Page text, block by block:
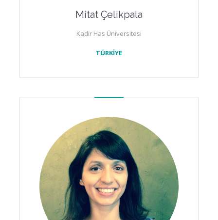
Mitat Çelikpala
Kadir Has Üniversitesi
TÜRKİYE